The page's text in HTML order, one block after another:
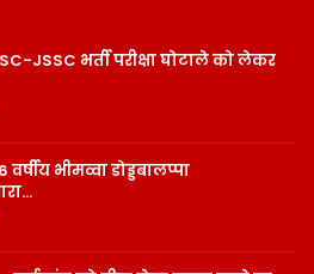
JSSC भर्ती परीक्षा घोटाले को लेकर
भीमव्वा डोड्डबालप्पा